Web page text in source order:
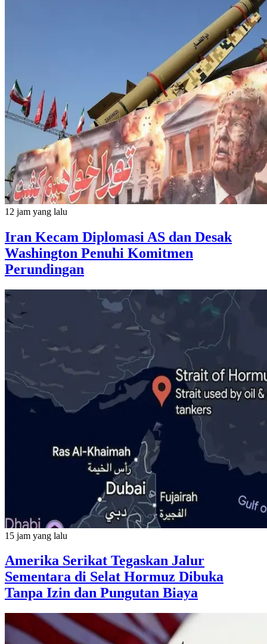
12 jam yang lalu
Iran Kecam Diplomasi AS dan Desak
Washington Penuhi Komitmen
Perundingan
15 jam yang lalu
Amerika Serikat Tegaskan Jalur
Sementara di Selat Hormuz Dibuka
Tanpa Izin dan Pungutan Biaya